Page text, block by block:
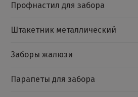
Профнастил для забора
Штакетник металлический
Заборы жалюзи
Парапеты для забора